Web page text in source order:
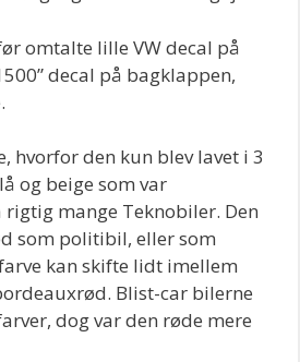
omtalte lille VW decal på
decal på bagklappen,
hvorfor den kun blev lavet i 3
og beige som var
mange Teknobiler. Den
som politibil, eller som
kan skifte lidt imellem
Blist-car bilerne
dog var den røde mere